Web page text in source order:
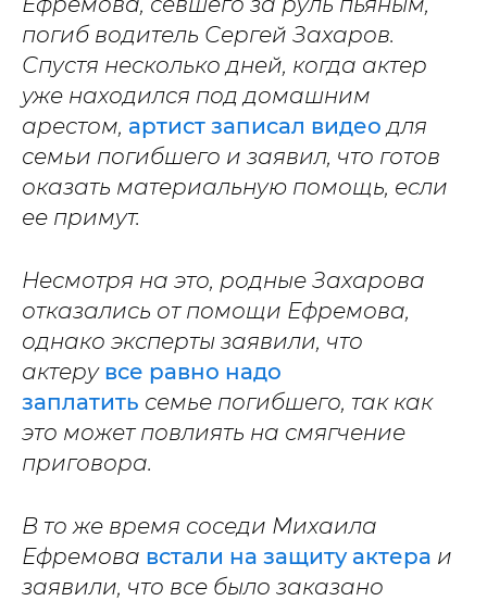
погиб водитель Сергей Захаров.
Спустя несколько дней, когда актер
уже находился под домашним
арестом, артист записал видео для
семьи погибшего и заявил, что готов
оказать материальную помощь, если
ее примут.
Несмотря на это, родные Захарова
отказались от помощи Ефремова,
однако эксперты заявили, что
актеру все равно надо
заплатить семье погибшего, так как
это может повлиять на смягчение
приговора.
В то же время соседи Михаила
Ефремова встали на защиту актера и
заявили, что все было заказано